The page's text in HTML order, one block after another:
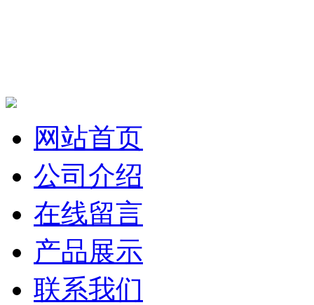
网站首页
公司介绍
在线留言
产品展示
联系我们